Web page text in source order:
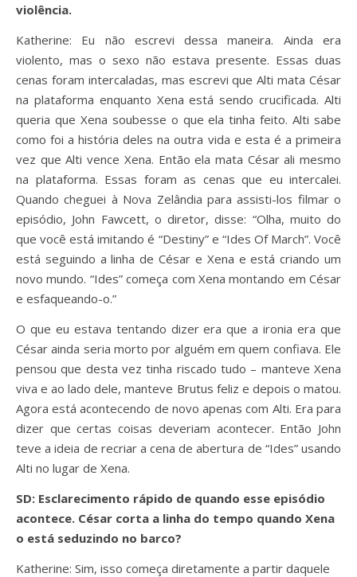
violência.
Katherine: Eu não escrevi dessa maneira. Ainda era
violento, mas o sexo não estava presente. Essas duas
cenas foram intercaladas, mas escrevi que Alti mata César
na plataforma enquanto Xena está sendo crucificada. Alti
queria que Xena soubesse o que ela tinha feito. Alti sabe
como foi a história deles na outra vida e esta é a primeira
vez que Alti vence Xena. Então ela mata César ali mesmo
na plataforma. Essas foram as cenas que eu intercalei.
Quando cheguei à Nova Zelândia para assisti-los filmar o
episódio, John Fawcett, o diretor, disse: “Olha, muito do
que você está imitando é “Destiny” e “Ides Of March”. Você
está seguindo a linha de César e Xena e está criando um
novo mundo. “Ides” começa com Xena montando em César
e esfaqueando-o.”
O que eu estava tentando dizer era que a ironia era que
César ainda seria morto por alguém em quem confiava. Ele
pensou que desta vez tinha riscado tudo – manteve Xena
viva e ao lado dele, manteve Brutus feliz e depois o matou.
Agora está acontecendo de novo apenas com Alti. Era para
dizer que certas coisas deveriam acontecer. Então John
teve a ideia de recriar a cena de abertura de “Ides” usando
Alti no lugar de Xena.
SD: Esclarecimento rápido de quando esse episódio
acontece. César corta a linha do tempo quando Xena
o está seduzindo no barco?
Katherine: Sim, isso começa diretamente a partir daquele